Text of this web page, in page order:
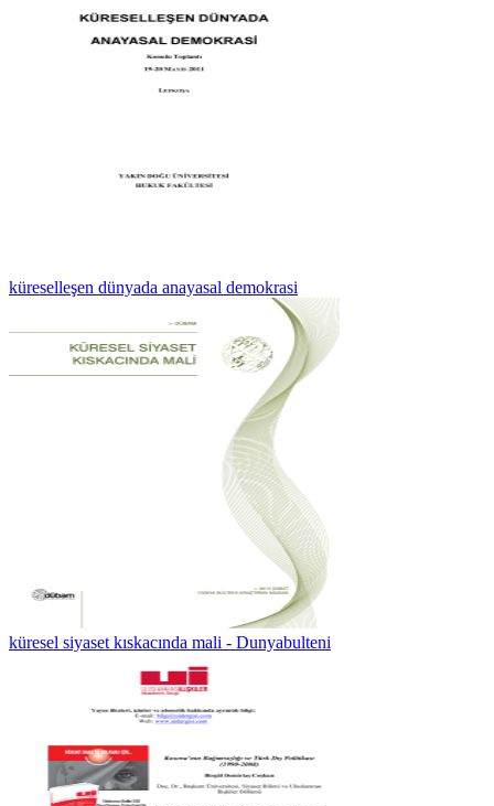
küreselleşen dünyada anayasal demokrasi
küresel siyaset kıskacında mali - Dunyabulteni